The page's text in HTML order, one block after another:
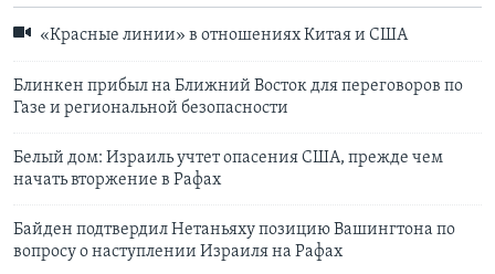
«Красные линии» в отношениях Китая и США
Блинкен прибыл на Ближний Восток для переговоров по
Газе и региональной безопасности
Белый дом: Израиль учтет опасения США, прежде чем
начать вторжение в Рафах
Байден подтвердил Нетаньяху позицию Вашингтона по
вопросу о наступлении Израиля на Рафах